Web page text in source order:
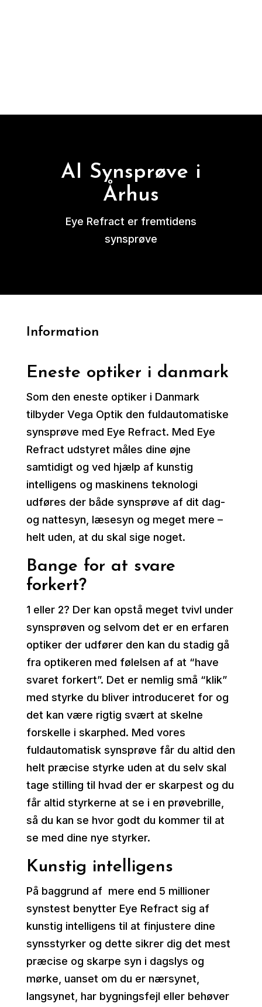
AI Synsprøve i
Århus
Eye Refract er fremtidens
synsprøve
Information
Eneste optiker i danmark
Som den eneste optiker i Danmark
tilbyder Vega Optik den fuldautomatiske
synsprøve med Eye Refract. Med Eye
Refract udstyret måles dine øjne
samtidigt og ved hjælp af kunstig
intelligens og maskinens teknologi
udføres der både synsprøve af dit dag-
og nattesyn, læsesyn og meget mere –
helt uden, at du skal sige noget.
Bange for at svare
forkert?
1 eller 2? Der kan opstå meget tvivl under
synsprøven og selvom det er en erfaren
optiker der udfører den kan du stadig gå
fra optikeren med følelsen af at “have
svaret forkert”. Det er nemlig små “klik”
med styrke du bliver introduceret for og
det kan være rigtig svært at skelne
forskelle i skarphed. Med vores
fuldautomatisk synsprøve får du altid den
helt præcise styrke uden at du selv skal
tage stilling til hvad der er skarpest og du
får altid styrkerne at se i en prøvebrille,
så du kan se hvor godt du kommer til at
se med dine nye styrker.
Kunstig intelligens
På baggrund af mere end 5 millioner
synstest benytter Eye Refract sig af
kunstig intelligens til at finjustere dine
synsstyrker og dette sikrer dig det mest
præcise og skarpe syn i dagslys og
mørke, uanset om du er nærsynet,
langsynet, har bygningsfejl eller behøver